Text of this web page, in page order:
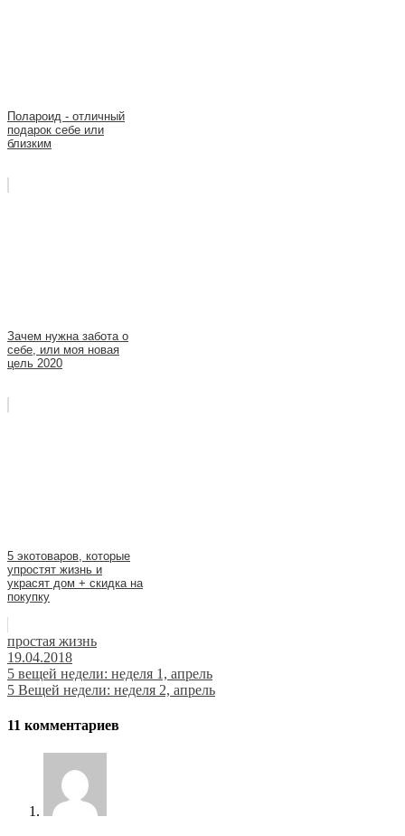
Полароид - отличный
подарок себе или
близким
Зачем нужна забота о
себе, или моя новая
цель 2020
5 экотоваров, которые
упростят жизнь и
украсят дом + скидка на
покупку
простая жизнь
19.04.2018
Навигация
по
записям
5 вещей недели: неделя 1, апрель
5 Вещей недели: неделя 2, апрель
11 комментариев